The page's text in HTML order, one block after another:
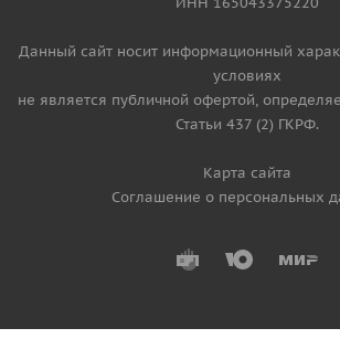
Данный сайт носит информационный
условиях
не является публичной офертой,
Статьи 437 (2) ГКРФ.
Карта сайта
Соглашение о персональных